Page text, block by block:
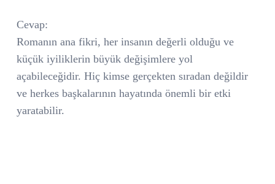
Cevap:
Romanın ana fikri, her insanın değerli olduğu ve
küçük iyiliklerin büyük değişimlere yol
açabileceğidir. Hiç kimse gerçekten sıradan değildir
ve herkes başkalarının hayatında önemli bir etki
yaratabilir.